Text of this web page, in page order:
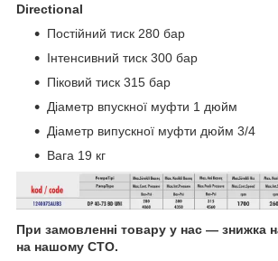
Directional
Постійний тиск 280 бар
Інтенсивний тиск 300 бар
Піковий тиск 315 бар
Діаметр впускної муфти 1 дюйм
Діаметр випускної муфти дюйм 3/4
Вага 19 кг
При замовленні товару у нас ― знижка
на нашому СТО.